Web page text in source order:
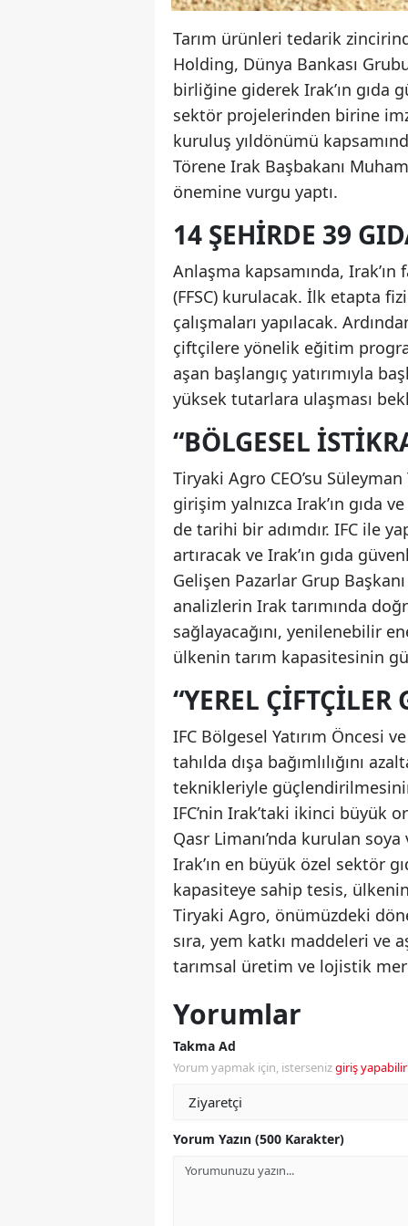
Tarım ürünleri tedarik
Holding, Dünya Bankası
birliğine giderek Irak’ın
sektör projelerinden birine
kuruluş yıldönümü
Törene Irak Başbakanı
önemine vurgu yaptı.
14 ŞEHIRDE 39
Anlaşma kapsamında,
(FFSC) kurulacak. İlk etapta
çalışmaları yapılacak.
çiftçilere yönelik eğitim
aşan başlangıç yatırımıyla
yüksek tutarlara ulaşması
“BÖLGESEL
Tiryaki Agro CEO’su
girişim yalnızca Irak’ın gıda
de tarihi bir adımdır. IFC ile
artıracak ve Irak’ın gıda
Gelişen Pazarlar Grup
analizlerin Irak tarımında
sağlayacağını, yenilenebilir
ülkenin tarım kapasitesinin
“YEREL ÇIFTÇILER
IFC Bölgesel Yatırım Öncesi
tahılda dışa bağımlılığını
teknikleriyle
IFC’nin Irak’taki ikinci büyük
Qasr Limanı’nda kurulan
Irak’ın en büyük özel sektör
kapasiteye sahip tesis,
Tiryaki Agro, önümüzdeki
sıra, yem katkı maddeleri ve
tarımsal üretim ve lojistik
Yorumlar
Takma Ad
Yorum yapmak için, istersenizgiriş yapabilir
Yorum Yazın (500 Karakter)